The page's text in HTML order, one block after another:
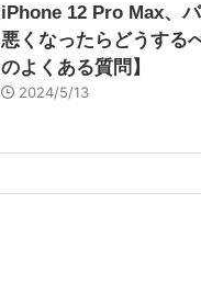
iPhone 12 Pro Max、
悪くなったらどうする
のよくある質問】
2024/5/13